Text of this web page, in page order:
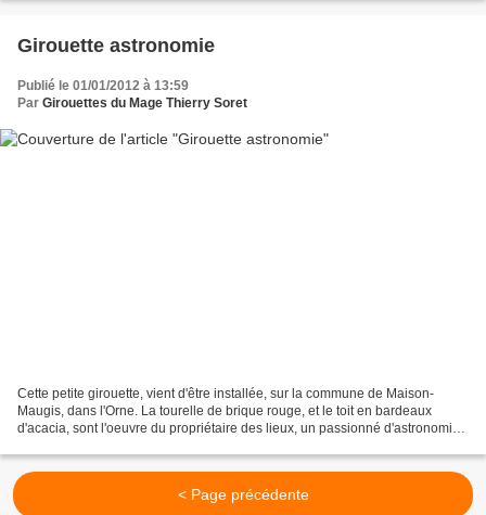
Girouette astronomie
Publié le 01/01/2012 à 13:59
Par Girouettes du Mage Thierry Soret
Cette petite girouette, vient d'être installée, sur la commune de Maison-
Maugis, dans l'Orne. La tourelle de brique rouge, et le toit en bardeaux
d'acacia, sont l'oeuvre du propriétaire des lieux, un passionné d'astronomie.
< Page précédente